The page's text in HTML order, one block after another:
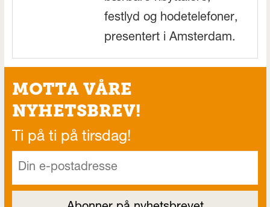
festlyd og hodetelefoner,
presentert i Amsterdam.
MOTTA VÅRE
NYHETSBREV!
Ti på ti på tirsdag!